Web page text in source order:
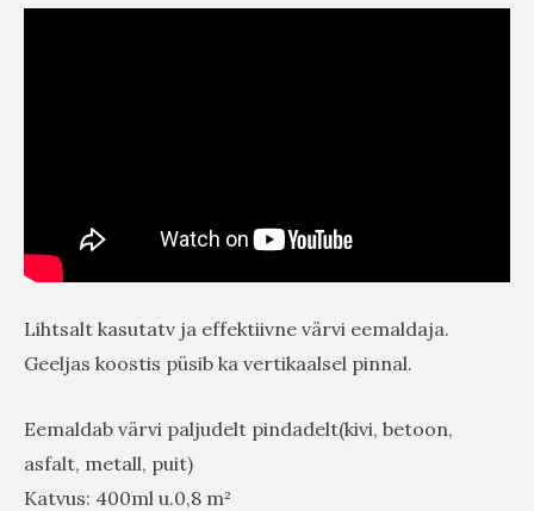
Lihtsalt kasutatv ja effektiivne värvi eemaldaja.
Geeljas koostis püsib ka vertikaalsel pinnal.
Eemaldab värvi paljudelt pindadelt(kivi, betoon,
asfalt, metall, puit)
Katvus: 400ml u.0,8 m²